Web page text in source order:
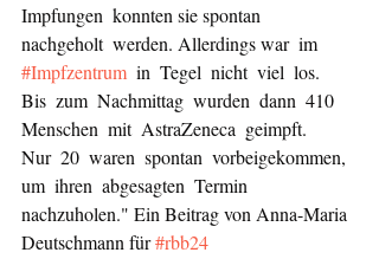
Impfungen  konnten sie spontan
nachgeholt werden. Allerdings war  im
#Impfzentrum in Tegel nicht viel los.
Bis zum Nachmittag wurden dann 410
Menschen mit AstraZeneca geimpft.
Nur 20 waren spontan vorbeigekommen,
um ihren abgesagten Termin
nachzuholen." Ein Beitrag von Anna-Maria
Deutschmann für #rbb24